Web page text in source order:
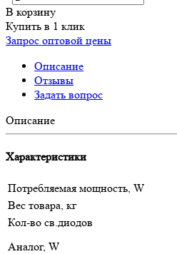
В корзину
Купить в 1 клик
Запрос оптовой цены
Описание
Отзывы
Задать вопрос
Описание
Характеристики
Потребляемая мощность, W
Вес товара, кг
Кол-во св.диодов
Аналог, W